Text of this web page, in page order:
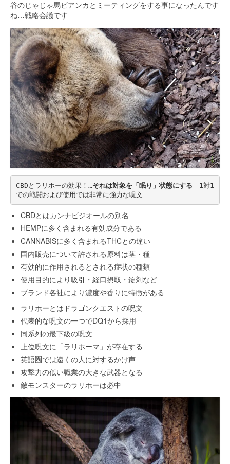
谷のじゃじゃ馬ビアンカとミーティングをする事になったんです
ね…戦略会議です
CBDとラリホーの効果！…それは対象を「眠り」状態にする 1対1
での戦闘および使用では非常に強力な呪文
CBDとはカンナビジオールの別名
HEMPに多く含まれる有効成分である
CANNABISに多く含まれるTHCとの違い
国内販売について許される原料は茎・種
有効的に作用されるとされる症状の種類
使用目的により吸引・経口摂取・錠剤など
ブランド各社により濃度や香りに特徴がある
ラリホーとはドラゴンクエストの呪文
代表的な呪文の一つでDQ1から採用
同系列の最下級の呪文
上位呪文に「ラリホーマ」が存在する
英語圏では遠くの人に対するかけ声
攻撃力の低い職業の大きな武器となる
敵モンスターのラリホーは必中